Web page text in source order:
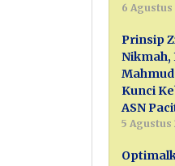
6 Agustus
Prinsip
Kunci
ASN
5 Agustus